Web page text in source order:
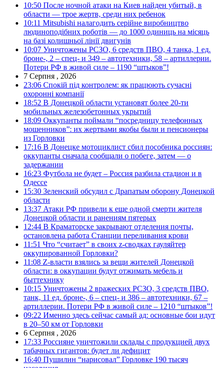
10:50 После ночной атаки на Киев найден убитый, в
области — трое жертв, среди них ребенок
10:11 Mitsubishi налагодить серійне виробництво
людиноподібних роботів — до 1000 одиниць на місяць
на базі колишньої лінії двигунів
10:07 Уничтожены РСЗО, 6 средств ПВО, 4 танка, 1 ед.
броне-, 2 – спец- и 349 – автотехники, 58 – артиллерии.
Потери РФ в живой силе – 1190 “штыков”!
7 Серпня , 2026
23:06 Спокій під контролем: як працюють сучасні
охоронні компанії
18:52 В Донецкой области установят более 20-ти
мобильных железобетонных укрытий
18:09 Оккупанты поймали “посредницу телефонных
мошенников”: их жертвами якобы были и пенсионеры
из Горловки
17:16 В Донецке мотоциклист сбил пособника россиян:
оккупанты сначала сообщали о побеге, затем — о
задержании
16:23 Футбола не будет – Россия разбила стадион и в
Одессе
15:30 Зеленский обсудил с Драпатым оборону Донецкой
области
13:37 Атаки РФ привели к еще одной смерти жителя
Донецкой области и ранениям пятерых
12:44 В Краматорске закрывают отделения почты,
остановлена работа Станции переливания крови
11:51 Что “считает” в своих z-сводках гауляйтер
оккупированной Горловки?
11:08 Z-власти взялись за вещи жителей Донецкой
области: в оккупации будут отжимать мебель и
быттехнику
10:15 Уничтожены 2 вражеских РСЗО, 3 средств ПВО,
танк, 11 ед. броне-, 6 – спец- и 386 – автотехники, 67 –
артиллерии. Потери РФ в живой силе – 1210 “штыков”!
09:22 Именно здесь сейчас самый ад: основные бои идут
в 20–50 км от Горловки
6 Серпня , 2026
17:33 Россияне уничтожили склады с продукцией двух
табачных гигантов: будет ли дефицит
16:40 Пушилин “нарисовал” Горловке 190 тысяч